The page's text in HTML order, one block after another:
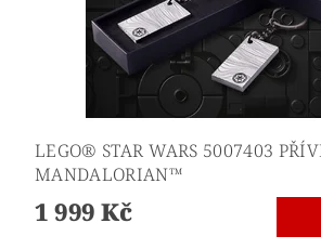
LEGO® STAR WARS 5007403
MANDALORIAN™
1 999 Kč